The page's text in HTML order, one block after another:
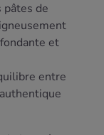
pâtes de
et
entre